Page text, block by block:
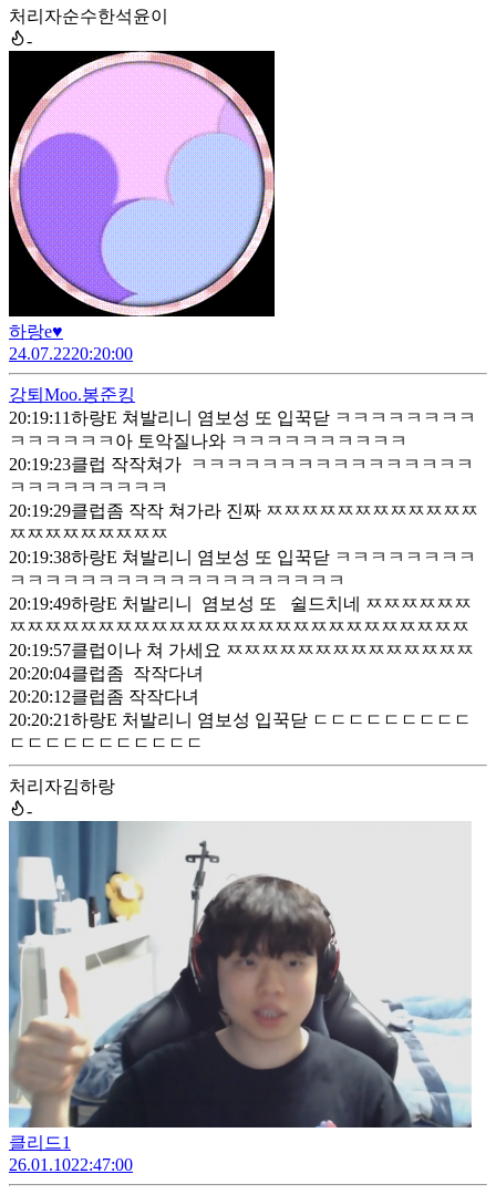
처리자순수한석윤이
-
하랑e♥
24.07.2220:20:00
강퇴 Moo.봉준킹
20:19:11하랑E 쳐발리니 염보성 또 입꾹닫 ㅋㅋㅋㅋㅋㅋㅋㅋ
ㅋㅋㅋㅋㅋㅋ아 토악질나와 ㅋㅋㅋㅋㅋㅋㅋㅋㅋㅋ
20:19:23클럽 작작쳐가 ㅋㅋㅋㅋㅋㅋㅋㅋㅋㅋㅋㅋㅋㅋㅋㅋ
ㅋㅋㅋㅋㅋㅋㅋㅋㅋ
20:19:29클럽좀 작작 쳐가라 진짜 ㅉㅉㅉㅉㅉㅉㅉㅉㅉㅉㅉㅉ
ㅉㅉㅉㅉㅉㅉㅉㅉㅉ
20:19:38하랑E 쳐발리니 염보성 또 입꾹닫 ㅋㅋㅋㅋㅋㅋㅋㅋ
ㅋㅋㅋㅋㅋㅋㅋㅋㅋㅋㅋㅋㅋㅋㅋㅋㅋㅋㅋ
20:19:49하랑E 처발리니 염보성 또 쉴드치네 ㅉㅉㅉㅉㅉㅉ
ㅉㅉㅉㅉㅉㅉㅉㅉㅉㅉㅉㅉㅉㅉㅉㅉㅉㅉㅉㅉㅉㅉㅉㅉㅉㅉ
20:19:57클럽이나 쳐 가세요 ㅉㅉㅉㅉㅉㅉㅉㅉㅉㅉㅉㅉㅉㅉ
20:20:04클럽좀 작작다녀
20:20:12클럽좀 작작다녀
20:20:21하랑E 처발리니 염보성 입꾹닫 ㄷㄷㄷㄷㄷㄷㄷㄷㄷ
ㄷㄷㄷㄷㄷㄷㄷㄷㄷㄷㄷ
처리자김하랑
-
클리드1
26.01.1022:47:00